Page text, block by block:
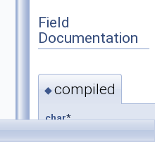
Field
Documentation
◆compiled
char*